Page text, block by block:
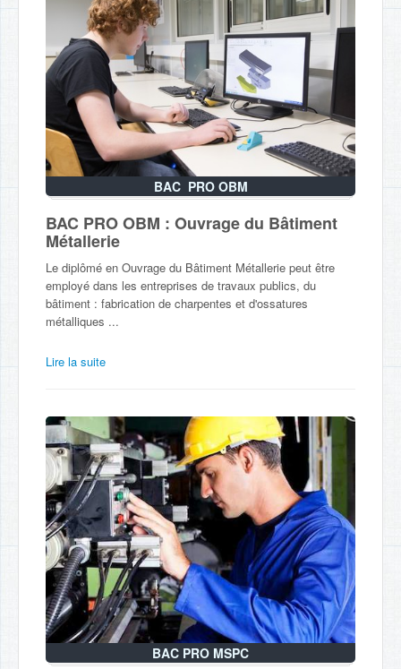
BAC PRO OBM
BAC PRO OBM : Ouvrage du Bâtiment
Métallerie
Le diplômé en Ouvrage du Bâtiment Métallerie peut être
employé dans les entreprises de travaux publics, du
bâtiment : fabrication de charpentes et d'ossatures
métalliques ...
Lire la suite
BAC PRO MSPC